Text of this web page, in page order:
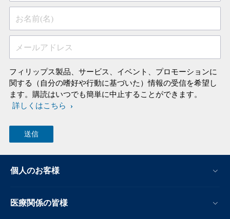
お名前(名)
メールアドレス
フィリップス製品、サービス、イベント、プロモーションに
関する（自分の嗜好や行動に基づいた）情報の受信を希望し
ます。購読はいつでも簡単に中止することができます。
詳しくはこちら
個人のお客様
医療関係の皆様